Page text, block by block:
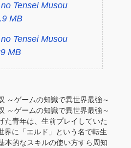
Tensei Musou
MB
Tensei Musou
MB
～ゲームの知識で異世界最強～
～ゲームの知識で異世界最強～
た青年は、生前プレイしていた
界に「エルド」という名で転生
本的なスキルの使い方すら周知